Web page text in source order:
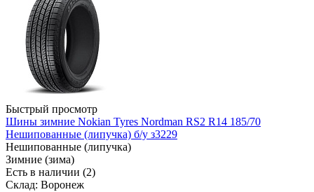
Быстрый просмотр
Шины зимние Nokian Tyres Nordman RS2 R14 185/70
Нешипованные (липучка) б/у з3229
Нешипованные (липучка)
Зимние (зима)
Есть в наличии (2)
Склад: Воронеж